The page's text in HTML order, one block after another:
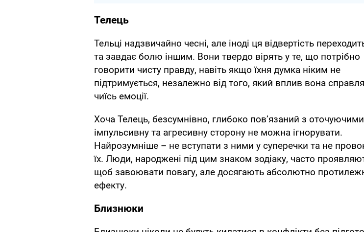
Телець
Тельці надзвичайно чесні, але іноді ця відвертість
та завдає болю іншим. Вони твердо вірять у те, що потрібно
говорити чисту правду, навіть якщо їхня думка ніким не
підтримується, незалежно від того, який вплив вона
чиїсь емоції.
Хоча Телець, безсумнівно, глибоко пов’язаний з
імпульсивну та агресивну сторону не можна ігнорувати.
Найрозумніше – не вступати з ними у суперечки та не
їх. Люди, народжені під цим знаком зодіаку, часто
щоб завоювати повагу, але досягають абсолютно
ефекту.
Близнюки